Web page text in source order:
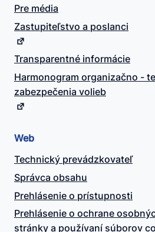
Pre média
Zastupiteľstvo a poslanci
Transparentné informácie
Harmonogram organizačno -
zabezpečenia volieb
Web
Technický prevádzkovateľ
Správca obsahu
Prehlásenie o prístupnosti
Prehlásenie o ochrane
stránky a používaní súborov